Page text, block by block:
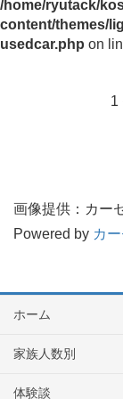
/home/ryutack/
content/themes/
usedcar.php on
1
画像提供：カー
Powered by カ
ホーム
家族人数別
体験談